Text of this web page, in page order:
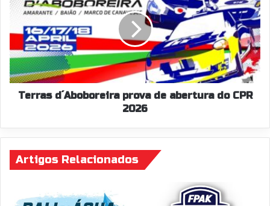
´Aboboreira
prova
de
abertura
do
CPR
2026
Terras d´Aboboreira prova de abertura do CPR
2026
Artigos Relacionados